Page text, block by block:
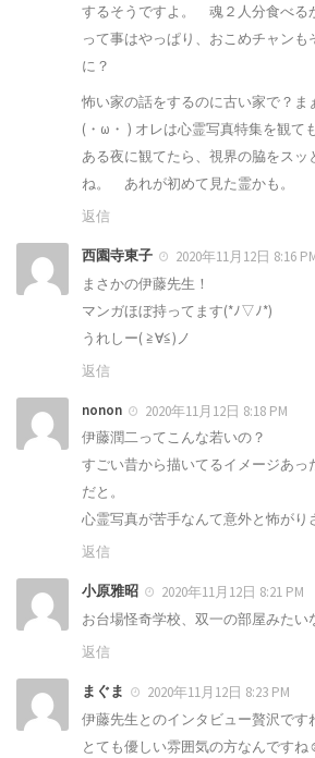
するそうですよ。 魂２人分食べる
って事はやっぱり、おこめチャン
に？
怖い家の話をするのに古い家で？ま
(・ω・ ) オレは心霊写真特集を観て
ある夜に観てたら、視界の脇をスッ
ね。 あれが初めて見た霊かも。
返信
西園寺東子
2020年11月12日 8:16
まさかの伊藤先生！
マンガほぼ持ってます(*ﾉ▽ﾉ*)
うれしー( ≧∀≦)ノ
返信
nonon
2020年11月12日 8:18 PM
伊藤潤二ってこんな若いの？
すごい昔から描いてるイメージあっ
だと。
心霊写真が苦手なんて意外と怖がり
返信
小原雅昭
2020年11月12日 8:21 PM
お台場怪奇学校、双一の部屋みたい
返信
まぐま
2020年11月12日 8:23 PM
伊藤先生とのインタビュー贅沢です
とても優しい雰囲気の方なんです